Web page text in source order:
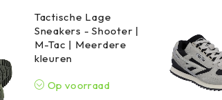
Tactische Lage
Sneakers - Shooter |
M-Tac | Meerdere
kleuren
Op voorraad